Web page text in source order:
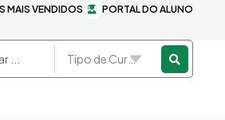
PORTAL DO ALUNO
MAIS VENDIDOS